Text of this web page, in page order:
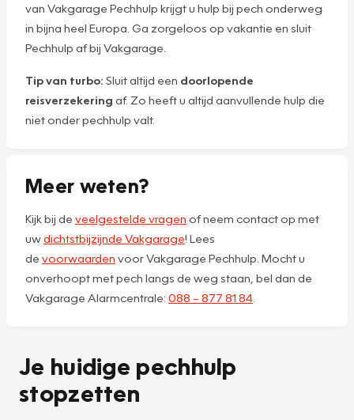
van Vakgarage Pechhulp krijgt u hulp bij pech onderweg
in bijna heel Europa. Ga zorgeloos op vakantie en sluit
Pechhulp af bij Vakgarage.
Tip van turbo: Sluit altijd een doorlopende
reisverzekering af. Zo heeft u altijd aanvullende hulp die
niet onder pechhulp valt.
Meer weten?
Kijk bij de veelgestelde vragen of neem contact op met
uwdichtstbijzijnde Vakgarage! Lees
de voorwaarden voor Vakgarage Pechhulp. Mocht u
onverhoopt met pech langs de weg staan, bel dan de
Vakgarage Alarmcentrale: 088 – 877 81 84
Je huidige pechhulp
stopzetten